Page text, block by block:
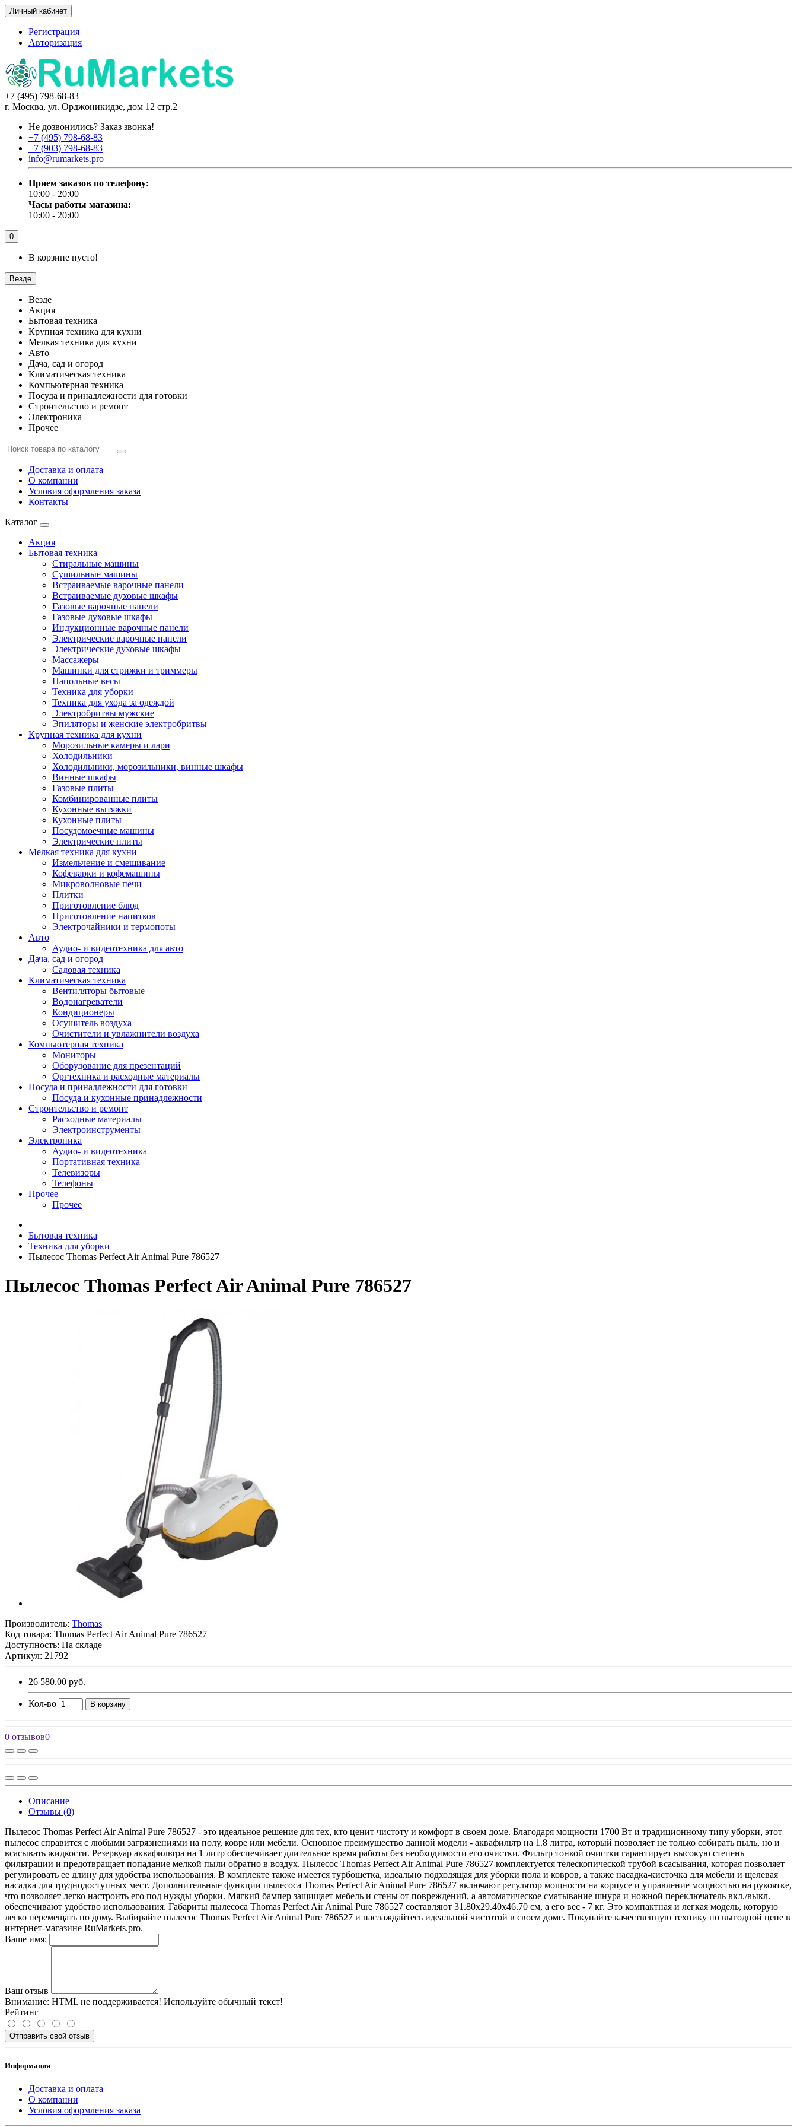
Личный кабинет
Регистрация
Авторизация
+7 (495) 798-68-83
г. Москва, ул. Орджоникидзе, дом 12 стр.2
Не дозвонились? Заказ звонка!
+7 (495) 798-68-83
+7 (903) 798-68-83
info@rumarkets.pro
Прием заказов по телефону:
10:00 - 20:00
Часы работы магазина:
10:00 - 20:00
0
В корзине пусто!
Везде
Везде
Акция
Бытовая техника
Крупная техника для кухни
Мелкая техника для кухни
Авто
Дача, сад и огород
Климатическая техника
Компьютерная техника
Посуда и принадлежности для готовки
Строительство и ремонт
Электроника
Прочее
Доставка и оплата
О компании
Условия оформления заказа
Контакты
Каталог
Акция
Бытовая техника
Стиральные машины
Сушильные машины
Встраиваемые варочные панели
Встраиваемые духовые шкафы
Газовые варочные панели
Газовые духовые шкафы
Индукционные варочные панели
Электрические варочные панели
Электрические духовые шкафы
Массажеры
Машинки для стрижки и триммеры
Напольные весы
Техника для уборки
Техника для ухода за одеждой
Электробритвы мужские
Эпиляторы и женские электробритвы
Крупная техника для кухни
Морозильные камеры и лари
Холодильники
Холодильники, морозильники, винные шкафы
Винные шкафы
Газовые плиты
Комбинированные плиты
Кухонные вытяжки
Кухонные плиты
Посудомоечные машины
Электрические плиты
Мелкая техника для кухни
Измельчение и смешивание
Кофеварки и кофемашины
Микроволновые печи
Плитки
Приготовление блюд
Приготовление напитков
Электрочайники и термопоты
Авто
Аудио- и видеотехника для авто
Дача, сад и огород
Садовая техника
Климатическая техника
Вентиляторы бытовые
Водонагреватели
Кондиционеры
Осушитель воздуха
Очистители и увлажнители воздуха
Компьютерная техника
Мониторы
Оборудование для презентаций
Оргтехника и расходные материалы
Посуда и принадлежности для готовки
Посуда и кухонные принадлежности
Строительство и ремонт
Расходные материалы
Электроинструменты
Электроника
Аудио- и видеотехника
Портативная техника
Телевизоры
Телефоны
Прочее
Прочее
Бытовая техника
Техника для уборки
Пылесос Thomas Perfect Air Animal Pure 786527
Пылесос Thomas Perfect Air Animal Pure 786527
Производитель: Thomas
Код товара: Thomas Perfect Air Animal Pure 786527
Доступность: На складе
Артикул: 21792
26 580.00 руб.
Кол-во В корзину
0 отзывов0
Описание
Отзывы (0)
Пылесос Thomas Perfect Air Animal Pure 786527 - это идеальное решение для тех, кто ценит чистоту и комфорт в своем доме. Благодаря мощности 1700 Вт и традиционному типу уборки, этот
пылесос справится с любыми загрязнениями на полу, ковре или мебели. Основное преимущество данной модели - аквафильтр на 1.8 литра, который позволяет не только собирать пыль, но и
всасывать жидкости. Резервуар аквафильтра на 1 литр обеспечивает длительное время работы без необходимости его очистки. Фильтр тонкой очистки гарантирует высокую степень
фильтрации и предотвращает попадание мелкой пыли обратно в воздух. Пылесос Thomas Perfect Air Animal Pure 786527 комплектуется телескопической трубой всасывания, которая позволяет
регулировать ее длину для удобства использования. В комплекте также имеется турбощетка, идеально подходящая для уборки пола и ковров, а также насадка-кисточка для мебели и щелевая
насадка для труднодоступных мест. Дополнительные функции пылесоса Thomas Perfect Air Animal Pure 786527 включают регулятор мощности на корпусе и управление мощностью на рукоятке,
что позволяет легко настроить его под нужды уборки. Мягкий бампер защищает мебель и стены от повреждений, а автоматическое сматывание шнура и ножной переключатель вкл./выкл.
обеспечивают удобство использования. Габариты пылесоса Thomas Perfect Air Animal Pure 786527 составляют 31.80x29.40x46.70 см, а его вес - 7 кг. Это компактная и легкая модель, которую
легко перемещать по дому. Выбирайте пылесос Thomas Perfect Air Animal Pure 786527 и наслаждайтесь идеальной чистотой в своем доме. Покупайте качественную технику по выгодной цене в
интернет-магазине RuMarkets.pro.
Ваше имя:
Ваш отзыв
Внимание: HTML не поддерживается! Используйте обычный текст!
Рейтинг
Отправить свой отзыв
Информация
Доставка и оплата
О компании
Условия оформления заказа